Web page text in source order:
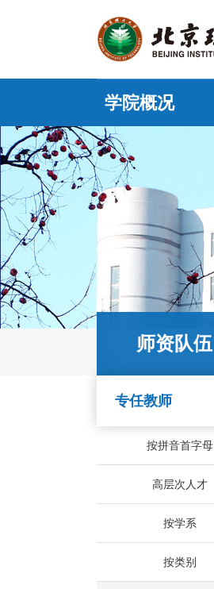
学院概况
师资队伍
专任教师
按拼音首字母
高层次人才
按学系
按类别